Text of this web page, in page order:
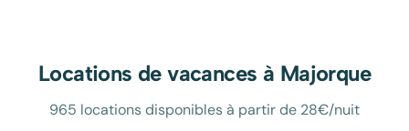
Locations de vacances à Majorque
965 locations disponibles à partir de 28€/nuit